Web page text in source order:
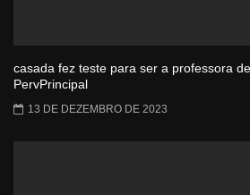
casada fez teste para ser a professora
PervPrincipal
13 DE DEZEMBRO DE 2023